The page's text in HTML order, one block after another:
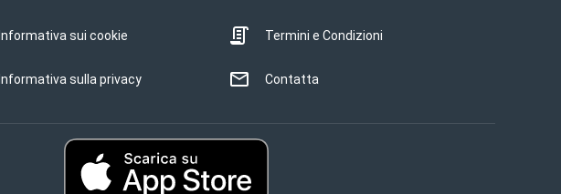
Informativa sui cookie
Informativa sulla privacy
Termini e Condizioni
Contatta